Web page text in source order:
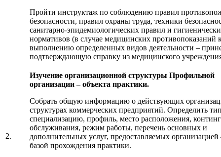
Пройти инструктаж по соблюдению правил
безопасности, правил охраны труда, техники
санитарно-эпидемиологических правил и
нормативов (в случае медицинских противопоказаний
выполнению определенных видов деятельности –
подтверждающую справку из медицинского
2.
Изучение организационной структуры Профильной
организации – объекта практики.
Собрать общую информацию о действующих
структурах коммерческих предприятий. Определить
специализацию, профиль, место расположения,
обслуживания, режим работы, перечень основных и
дополнительных услуг, предоставляемых организацией
базой прохождения практики.